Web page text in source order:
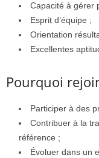
Capacité à gérer
Esprit d’équipe ;
Orientation
Excellentes
Pourquoi
Participer à des
Contribuer à la
référence ;
Évoluer dans un